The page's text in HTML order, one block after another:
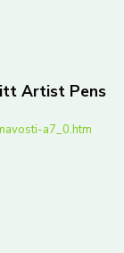
Artist Pens
a7_0.htm